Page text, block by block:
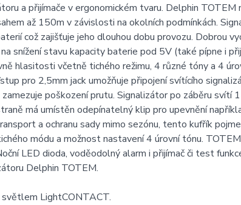
a přijímače v ergonomickém tvaru. Delphin
až 150m v závislosti na okolních podmínkách.
což zajišťuje jeho dlouhou dobu provozu. Dobrou
snížení stavu kapacity baterie pod 5V (také pípne i
hlasitosti včetně tichého režimu, 4 různé tóny a 4
pro 2,5mm jack umožňuje připojení svítícího
poškození prutu. Signalizátor po záběru svítí
má umístěn odepínatelný klip pro upevnění
a ochranu sady mimo sezónu, tento kufřík
módu a možnost nastavení 4 úrovní tónu.
LED dioda, voděodolný alarm i přijímač či test
Delphin TOTEM.
LightCONTACT.